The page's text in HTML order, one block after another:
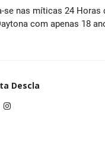
se nas míticas 24 Horas
com apenas 18
Descla